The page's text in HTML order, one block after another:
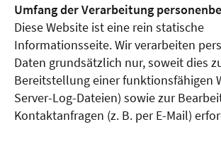
Umfang der Verarbeitung
Diese Website ist eine rein statische
Informationsseite. Wir verarbeiten
Daten grundsätzlich nur, soweit dies
Bereitstellung einer funktionsfähigen
Server-Log-Dateien) sowie zur
Kontaktanfragen (z. B. per E-Mail)